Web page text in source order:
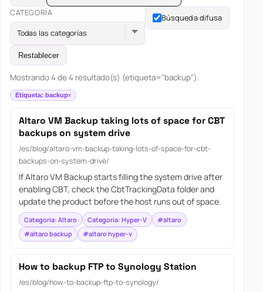
CATEGORÍA
Todas las categorías
Búsqueda difusa
Restablecer
Mostrando 4 de 4 resultado(s) (etiqueta="backup").
Etiqueta: backup
Altaro VM Backup taking lots of space for CBT
backups on system drive
/es/blog/altaro-vm-backup-taking-lots-of-space-for-cbt-
backups-on-system-drive/
If Altaro VM Backup starts filling the system drive after
enabling CBT, check the CbtTrackingData folder and
update the product before the host runs out of space.
Categoría: Altaro Categoría: Hyper-V
#altaro
#altaro backup
#altaro hyper-v
How to backup FTP to Synology Station
/es/blog/how-to-backup-ftp-to-synology/